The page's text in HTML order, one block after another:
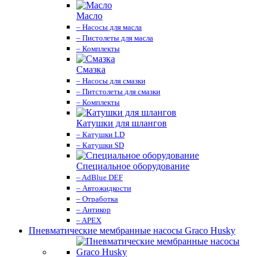
Масло
– Насосы для масла
– Пистолеты для масла
– Комплекты
Смазка
– Насосы для смазки
– Питстолеты для смазки
– Комплекты
Катушки для шлангов
– Катушки LD
– Катушки SD
Специальное оборудование
– AdBlue DEF
– Автожидкости
– Отработка
– Антикор
– APEX
Пневматические мембранные насосы Graco Husky